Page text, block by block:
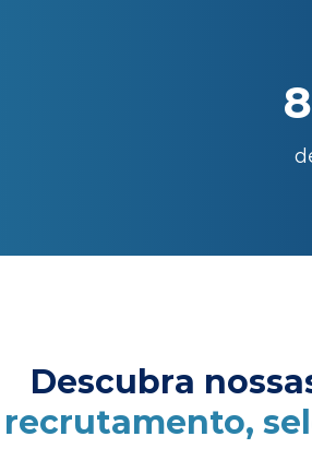
Descubra
recrutamento,